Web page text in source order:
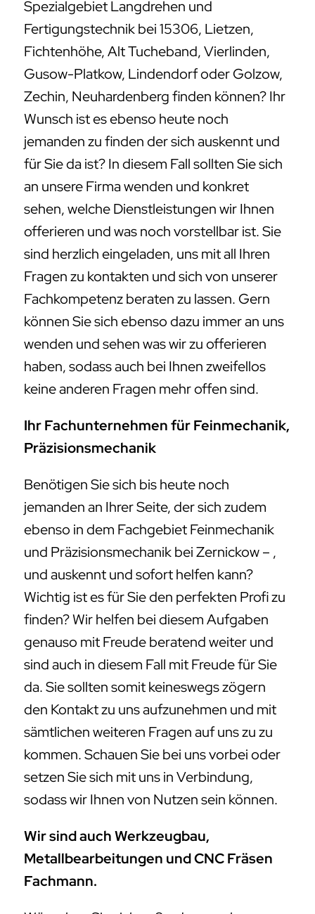
Spezialgebiet Langdrehen und
Fertigungstechnik bei 15306, Lietzen,
Fichtenhöhe, Alt Tucheband, Vierlinden,
Gusow-Platkow, Lindendorf oder Golzow,
Zechin, Neuhardenberg finden können? Ihr
Wunsch ist es ebenso heute noch
jemanden zu finden der sich auskennt und
für Sie da ist? In diesem Fall sollten Sie sich
an unsere Firma wenden und konkret
sehen, welche Dienstleistungen wir Ihnen
offerieren und was noch vorstellbar ist. Sie
sind herzlich eingeladen, uns mit all Ihren
Fragen zu kontakten und sich von unserer
Fachkompetenz beraten zu lassen. Gern
können Sie sich ebenso dazu immer an uns
wenden und sehen was wir zu offerieren
haben, sodass auch bei Ihnen zweifellos
keine anderen Fragen mehr offen sind.
Ihr Fachunternehmen für Feinmechanik,
Präzisionsmechanik
Benötigen Sie sich bis heute noch
jemanden an Ihrer Seite, der sich zudem
ebenso in dem Fachgebiet Feinmechanik
und Präzisionsmechanik bei Zernickow – ,
und auskennt und sofort helfen kann?
Wichtig ist es für Sie den perfekten Profi zu
finden? Wir helfen bei diesem Aufgaben
genauso mit Freude beratend weiter und
sind auch in diesem Fall mit Freude für Sie
da. Sie sollten somit keineswegs zögern
den Kontakt zu uns aufzunehmen und mit
sämtlichen weiteren Fragen auf uns zu zu
kommen. Schauen Sie bei uns vorbei oder
setzen Sie sich mit uns in Verbindung,
sodass wir Ihnen von Nutzen sein können.
Wir sind auch Werkzeugbau,
Metallbearbeitungen und CNC Fräsen
Fachmann.